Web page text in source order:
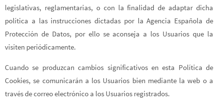
legislativas, reglamentarias, o con la finalidad de adaptar dicha
política a las instrucciones dictadas por la Agencia Española de
Protección de Datos, por ello se aconseja a los Usuarios que la
visiten periódicamente.
Cuando se produzcan cambios significativos en esta Política de
Cookies, se comunicarán a los Usuarios bien mediante la web o a
través de correo electrónico a los Usuarios registrados.